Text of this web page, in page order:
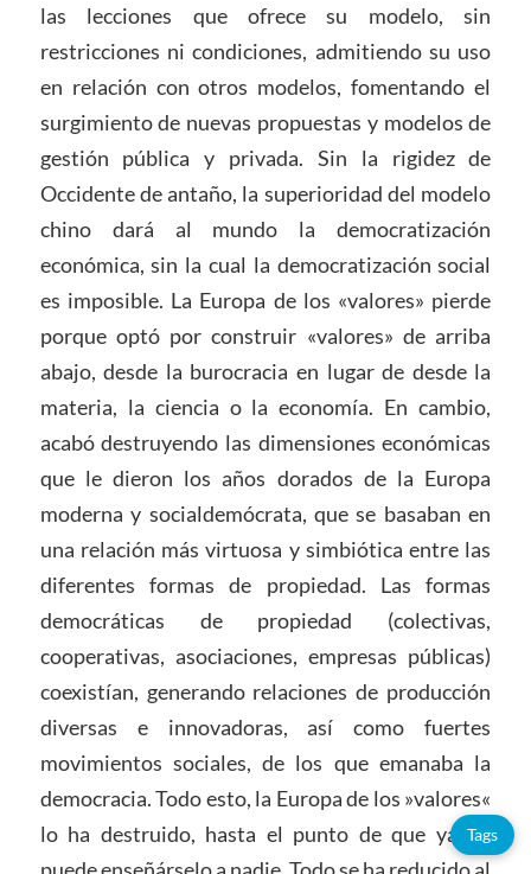
las lecciones que ofrece su modelo, sin
restricciones ni condiciones, admitiendo su uso
en relación con otros modelos, fomentando el
surgimiento de nuevas propuestas y modelos de
gestión pública y privada. Sin la rigidez de
Occidente de antaño, la superioridad del modelo
chino dará al mundo la democratización
económica, sin la cual la democratización social
es imposible. La Europa de los «valores» pierde
porque optó por construir «valores» de arriba
abajo, desde la burocracia en lugar de desde la
materia, la ciencia o la economía. En cambio,
acabó destruyendo las dimensiones económicas
que le dieron los años dorados de la Europa
moderna y socialdemócrata, que se basaban en
una relación más virtuosa y simbiótica entre las
diferentes formas de propiedad. Las formas
democráticas de propiedad (colectivas,
cooperativas, asociaciones, empresas públicas)
coexistían, generando relaciones de producción
diversas e innovadoras, así como fuertes
movimientos sociales, de los que emanaba la
democracia. Todo esto, la Europa de los »valores«
lo ha destruido, hasta el punto de que ya no
Tags